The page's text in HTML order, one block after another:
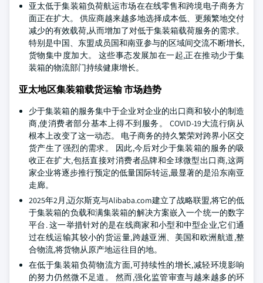
亚太低于集装箱负荷航运市场在在线零售和跨境电子商务方
面正在扩大。 供应商越来越多地选择成本低、更频繁地交付
减少的有效载荷,从而增加了对低于集装箱载荷服务的需求。
特别是中国、东盟成员国和南亚参与的区域间交流不断增长,
货物集中度加大。 这些事态发展加在一起,正在推动少于集
装箱的物流部门持续健康增长。
亚太地区集装箱载货运输 市场趋势
少于集装箱的服务集中于企业对企业的出口商和较小的制造
商,使消费者部分基本上得不到服务。 COVID-19大流行病从
根本上改变了这一动态。 电子商务的持久繁荣对跨界小区交
货产生了强烈的需求。 因此,今后对少于集装箱的服务的吸
收正在扩大,包括直接对消费者品牌和全球微型出口商,这两
家企业将逐步推行预定的低量国际转运,最显著的是沿东南亚
走廊。
2025年2月,迈尔斯克与Alibaba.com建立了战略联盟,将它的低
于集装箱的负载和满集装箱的解决方案嵌入一个统一的数字
平台. 这一举措针对的是在线商家和小型和中型企业,它们通
过在线运输其较小的货运量,跨越亚洲、美国和欧洲航道,整
合物流,将货物从原产地运往目的地。
在低于集装箱负荷物流方面,可持续性的增长,减轻环境影响
的努力仍然微不足道。 然而,强化监管审查与越来越多的环